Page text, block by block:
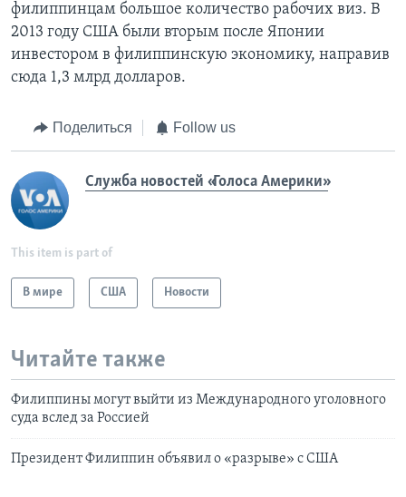
филиппинцам большое количество рабочих виз. В
2013 году США были вторым после Японии
инвестором в филиппинскую экономику, направив
сюда 1,3 млрд долларов.
Поделиться Follow us
Служба новостей «Голоса Америки»
This item is part of
В мире США Новости
Читайте также
Филиппины могут выйти из Международного уголовного
суда вслед за Россией
Президент Филиппин объявил о «разрыве» с США